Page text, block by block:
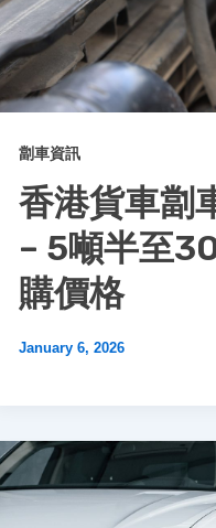
劏車資訊
香港貨車劏
– 5噸半至
購價格
January 6, 2026